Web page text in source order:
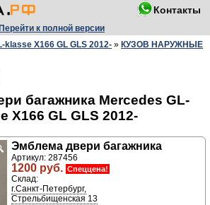
Контакты
Перейти к полной версии
klasse X166 GL GLS 2012- » КУЗОВ НАРУЖНЫЕ
багажника Mercedes GL-
X166 GL GLS 2012-
Эмблема двери багажника
Артикул: 287456
1200 руб. Спеццена!
Склад:
г.Санкт-Петербург,
Стрельбищенская 13